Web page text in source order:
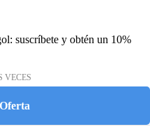
suscríbete y obtén un 10%
VECES